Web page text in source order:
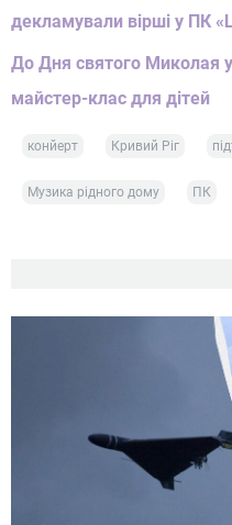
декламували вірші у ПК
До Дня святого Миколая
майстер-клас для дітей
конйерт Кривий Ріг
Музика рідного дому ПК